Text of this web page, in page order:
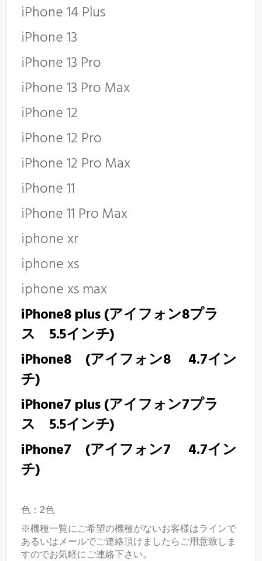
iPhone 14 Plus
iPhone 13
iPhone 13 Pro
iPhone 13 Pro Max
iPhone 12
iPhone 12 Pro
iPhone 12 Pro Max
iPhone 11
iPhone 11 Pro Max
iphone xr
iphone xs
iphone xs max
iPhone8 plus (アイフォン8プラ
ス 5.5インチ)
iPhone8 (アイフォン8 4.7イン
チ)
iPhone7 plus (アイフォン7プラ
ス 5.5インチ)
iPhone7 (アイフォン7 4.7イン
チ)
色：2色
※機種一覧にご希望の機種がないお客様はラインで
あるいはメールでご連絡頂けましたらご用意致しま
すのでお気軽にご連絡下さい。